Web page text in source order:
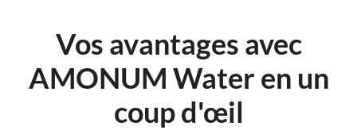
Vos avantages avec
AMONUM Water en un
coup d'œil